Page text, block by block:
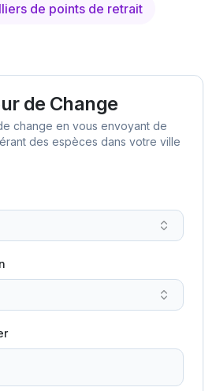
de points de retrait
de Change
change en vous envoyant de
des espèces dans votre ville